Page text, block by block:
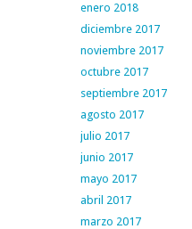
enero 2018
diciembre 2017
noviembre 2017
octubre 2017
septiembre 2017
agosto 2017
julio 2017
junio 2017
mayo 2017
abril 2017
marzo 2017